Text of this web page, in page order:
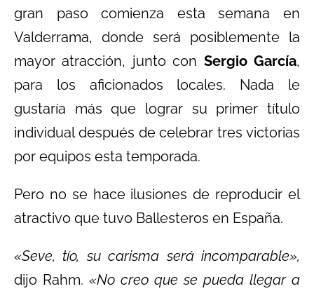
gran paso comienza esta semana en
Valderrama, donde será posiblemente la
mayor atracción, junto con Sergio García,
para los aficionados locales. Nada le
gustaría más que lograr su primer título
individual después de celebrar tres victorias
por equipos esta temporada.
Pero no se hace ilusiones de reproducir el
atractivo que tuvo Ballesteros en España.
«Seve, tío, su carisma será incomparable»,
dijo Rahm. «No creo que se pueda llegar a